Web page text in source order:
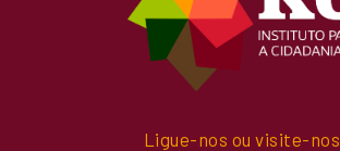
Ligue-nos ou visite-nos.